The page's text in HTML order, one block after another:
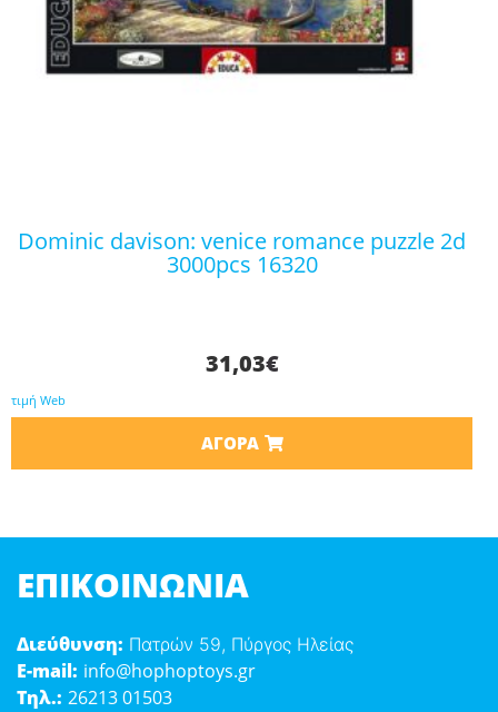
dominic davison: venice romance puzzle 2d
3000pcs 16320
31,03€
τιμή Web
ΑΓΟΡΆ
ΕΠΙΚΟΙΝΩΝΊΑ
Διεύθυνση: Πατρών 59, Πύργος Ηλείας
E-mail: info@hophoptoys.gr
Τηλ.: 26213 01503